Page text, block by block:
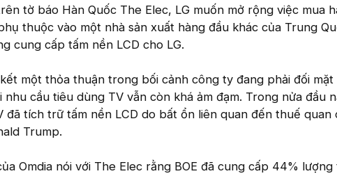
tờ báo Hàn Quốc The Elec, LG muốn mở rộng việc mua
thuộc vào một nhà sản xuất hàng đầu khác của Trung
cung cấp tấm nền LCD cho LG.
một thỏa thuận trong bối cảnh công ty đang phải đối mặt
cầu tiêu dùng TV vẫn còn khá ảm đạm. Trong nửa đầu
đã tích trữ tấm nền LCD do bất ổn liên quan đến thuế quan
Trump.
Omdia nói với The Elec rằng BOE đã cung cấp 44% lượng